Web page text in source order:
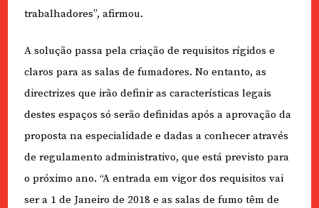
trabalhadores”, afirmou.
A solução passa pela criação de requisitos rígidos e
claros para as salas de fumadores. No entanto, as
directrizes que irão definir as características legais
destes espaços só serão definidas após a aprovação da
proposta na especialidade e dadas a conhecer através
de regulamento administrativo, que está previsto para
o próximo ano. “A entrada em vigor dos requisitos vai
ser a 1 de Janeiro de 2018 e as salas de fumo têm de